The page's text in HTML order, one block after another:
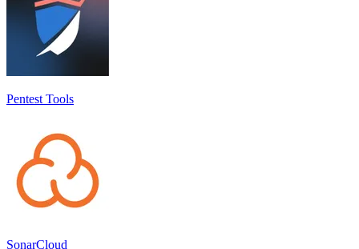
Pentest Tools
SonarCloud